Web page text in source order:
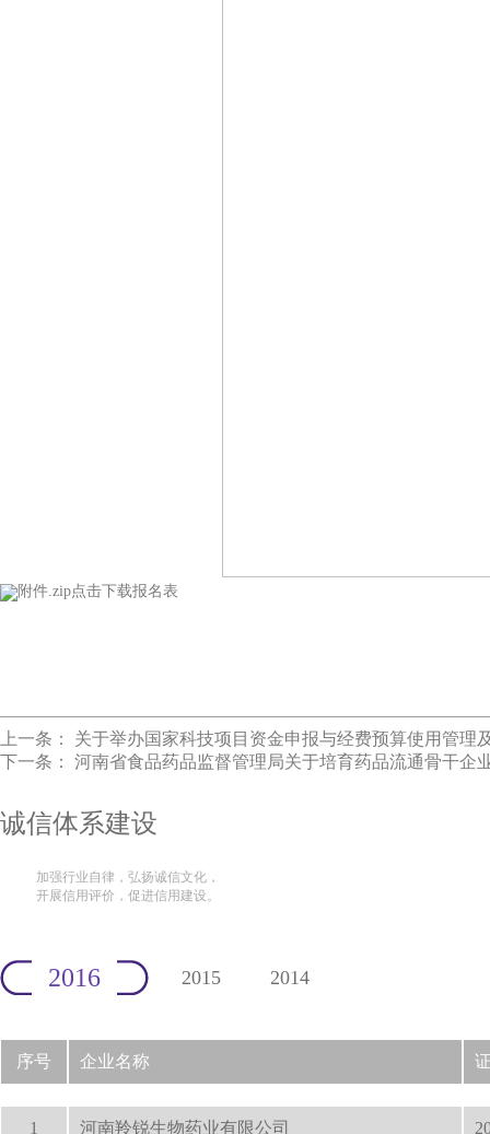
附件.zip点击下载报名表
上一条： 关于举办国家科技项目资金申报与经费预算使用管理
下一条： 河南省食品药品监督管理局关于培育药品流通骨干企
诚信体系建设
加强行业自律，弘扬诚信文化，
开展信用评价，促进信用建设。
2016 2015 2014
序号 企业名称
1 河南羚锐生物药业有限公司